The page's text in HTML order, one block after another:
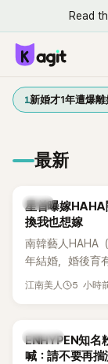
Read
1新婚才1年遭爆離
最新
韓星
星首曝嫁HAHA
換我也想嫁
南韓藝人HAHA
年結婚，婚後育
國演藝圈公認的
江南美人 5 小時
K-POP
ENHYPEN知
喊：請不要再揣